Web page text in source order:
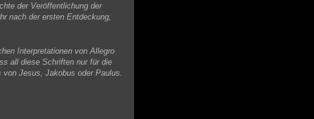
der Veröffentlichung der
nach der ersten Entdeckung,
Interpretationen von Allegro
all diese Schriften nur für die
Jesus, Jakobus oder Paulus.